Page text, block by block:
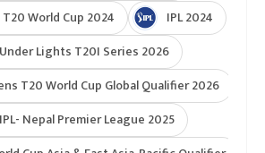
T20 World Cup 2024
IPL 2024
Under Lights T20I Series 2026
T20 World Cup Global Qualifier 2026
Nepal Premier League 2025